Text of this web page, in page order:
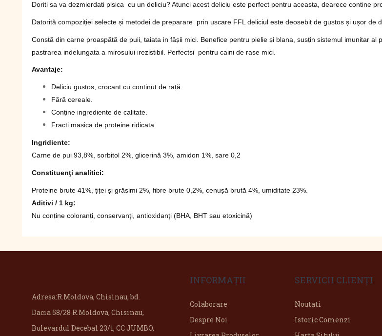
Doriti sa va dezmierdati pisica cu un deliciu? Atunci acest deliciu este perfect pentru aceasta, dearece contine
Datorită compoziției selecte și metodei de preparare prin uscare FFL deliciul este deosebit de gustos și ușor de
Constă din carne proaspătă de puii, taiata in fâșii mici. Benefice pentru pielie și blana, susțin sistemul imunitar
pastrarea indelungata a mirosului irezistibil. Perfectsi pentru caini de rase mici.
Avantaje:
Deliciu gustos, crocant cu continut de rață.
Fără cereale.
Conține ingrediente de calitate.
Fracti masica de proteine ridicata.
Ingridiente:
Carne de pui 93,8%, sorbitol 2%, glicerină 3%, amidon 1%, sare 0,2
Constituenţi analitici:
Proteine brute 41%, țiței și grăsimi 2%, fibre brute 0,2%, cenușă brută 4%, umiditate 23%.
Aditivi / 1 kg:
Nu conține coloranți, conservanți, antioxidanți (BHA, BHT sau etoxicină)
Adresa:R.Moldova, Chisinau, bd.
Dacia 58/28 R.Moldova, Chisinau,
Bulevardul Decebal 23/1, CC JUMBO,
INFORMAŢII
Colaborare
Despre Noi
SERVICII CLIENŢI
Noutati
Istoric Comenzi